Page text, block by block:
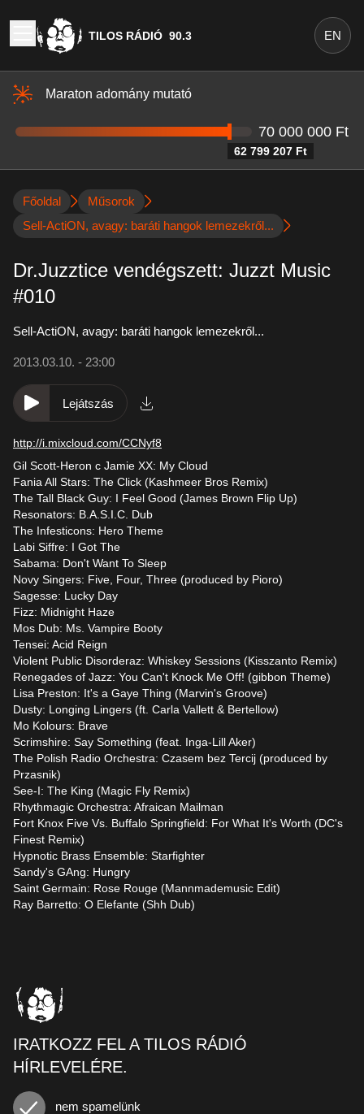
TILOS RÁDIÓ 90.3 EN
Maraton adomány mutató
62 799 207 Ft
70 000 000 Ft
Főoldal
Műsorok
Sell-ActiON, avagy: baráti hangok lemezekről...
Dr.Juzztice vendégszett: Juzzt Music
#010
Sell-ActiON, avagy: baráti hangok lemezekről...
2013.03.10. - 23:00
Lejátszás
http://i.mixcloud.com/CCNyf8
Gil Scott-Heron c Jamie XX: My Cloud
Fania All Stars: The Click (Kashmeer Bros Remix)
The Tall Black Guy: I Feel Good (James Brown Flip Up)
Resonators: B.A.S.I.C. Dub
The Infesticons: Hero Theme
Labi Siffre: I Got The
Sabama: Don't Want To Sleep
Novy Singers: Five, Four, Three (produced by Pioro)
Sagesse: Lucky Day
Fizz: Midnight Haze
Mos Dub: Ms. Vampire Booty
Tensei: Acid Reign
Violent Public Disorderaz: Whiskey Sessions (Kisszanto Remix)
Renegades of Jazz: You Can't Knock Me Off! (gibbon Theme)
Lisa Preston: It's a Gaye Thing (Marvin's Groove)
Dusty: Longing Lingers (ft. Carla Vallett & Bertellow)
Mo Kolours: Brave
Scrimshire: Say Something (feat. Inga-Lill Aker)
The Polish Radio Orchestra: Czasem bez Tercij (produced by
Przasnik)
See-I: The King (Magic Fly Remix)
Rhythmagic Orchestra: Afraican Mailman
Fort Knox Five Vs. Buffalo Springfield: For What It's Worth (DC's
Finest Remix)
Hypnotic Brass Ensemble: Starfighter
Sandy's GAng: Hungry
Saint Germain: Rose Rouge (Mannmademusic Edit)
Ray Barretto: O Elefante (Shh Dub)
IRATKOZZ FEL A TILOS RÁDIÓ
HÍRLEVELÉRE.
nem spamelünk